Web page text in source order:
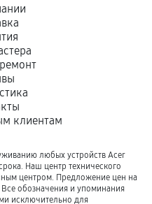
клиентам
любых устройств Acer
Наш центр технического
центром. Предложение цен на
обозначения и упоминания
исключительно для